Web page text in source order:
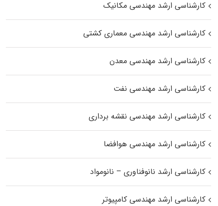
کارشناسی ارشد مهندسی مکانیک
کارشناسی ارشد مهندسی معماری کشتی
کارشناسی ارشد مهندسی معدن
کارشناسی ارشد مهندسی نفت
کارشناسی ارشد مهندسی نقشه برداری
کارشناسی ارشد مهندسی هوافضا
کارشناسی ارشد نانوفناوری – نانومواد
کارشناسی ارشد مهندسی کامپیوتر